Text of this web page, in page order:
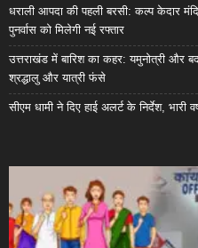
धराली आपदा की पहली बरसी: कल्प केदार
पुनर्वास को मिलेगी नई रफ्तार
उत्तराखंड में बारिश का कहर: यमुनोत्री और
श्रद्धालु और यात्री फंसे
सीएम धामी ने दिए हाई अलर्ट के निर्देश, भारी